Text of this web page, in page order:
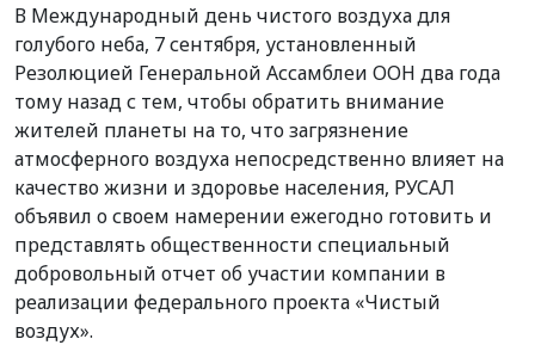
В Международный день чистого воздуха для
голубого неба, 7 сентября, установленный
Резолюцией Генеральной Ассамблеи ООН два года
тому назад с тем, чтобы обратить внимание
жителей планеты на то, что загрязнение
атмосферного воздуха непосредственно влияет на
качество жизни и здоровье населения, РУСАЛ
объявил о своем намерении ежегодно готовить и
представлять общественности специальный
добровольный отчет об участии компании в
реализации федерального проекта «Чистый
воздух».